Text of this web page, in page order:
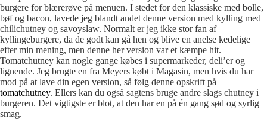
burgere for blærerøve på menuen. I stedet for den klassiske med bolle,
bøf og bacon, lavede jeg blandt andet denne version med kylling med
chilichutney og savoyslaw. Normalt er jeg ikke stor fan af
kyllingeburgere, da de godt kan gå hen og blive en anelse kedelige
efter min mening, men denne her version var et kæmpe hit.
Tomatchutney kan nogle gange købes i supermarkeder, deli’er og
lignende. Jeg brugte en fra Meyers købt i Magasin, men hvis du har
mod på at lave din egen version, så følg denne opskrift på
tomatchutney. Ellers kan du også sagtens bruge andre slags chutney i
burgeren. Det vigtigste er blot, at den har en på én gang sød og syrlig
smag.